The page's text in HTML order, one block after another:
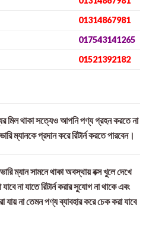
01314867981
017543141265
01521392182
মিল থাকা সত্যেও আপনি পণ্য গ্রহন করতে না
ম্যানকে প্রদান করে রিটার্ন করতে পারবেন।
ম্যান সামনে থাকা অবস্থায় বক্স খুলে দেখে
না যাতে রিটার্ন করার সুযোগ না থাকে এবং
যায় না তেমন পণ্য ব্যাবহার করে চেক করা যাবে